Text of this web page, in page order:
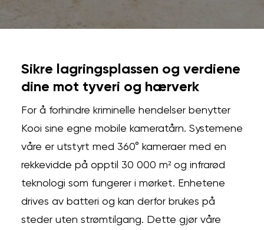
Sikre lagringsplassen og verdiene
dine mot tyveri og hærverk
For å forhindre kriminelle hendelser benytter
Kooi sine egne mobile kameratårn. Systemene
våre er utstyrt med 360° kameraer med en
rekkevidde på opptil 30 000 m² og infrarød
teknologi som fungerer i mørket. Enhetene
drives av batteri og kan derfor brukes på
steder uten strømtilgang. Dette gjør våre